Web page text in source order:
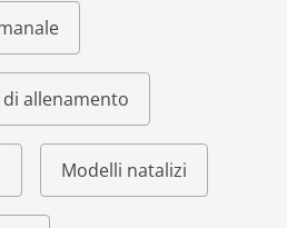
allenamento
Modelli natalizi